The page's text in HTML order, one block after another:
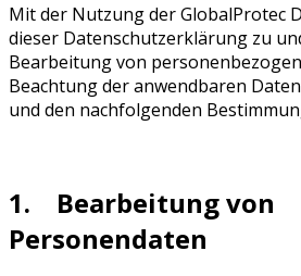
Mit der Nutzung der GlobalProtec
dieser Datenschutzerklärung zu
Bearbeitung von
Beachtung der anwendbaren
und den nachfolgenden
1. Bearbeitung von
Personendaten